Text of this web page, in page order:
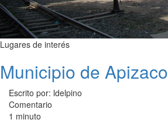
Lugares de interés
Municipio de Apizaco
Escrito por: ldelpino
Comentario
1 minuto